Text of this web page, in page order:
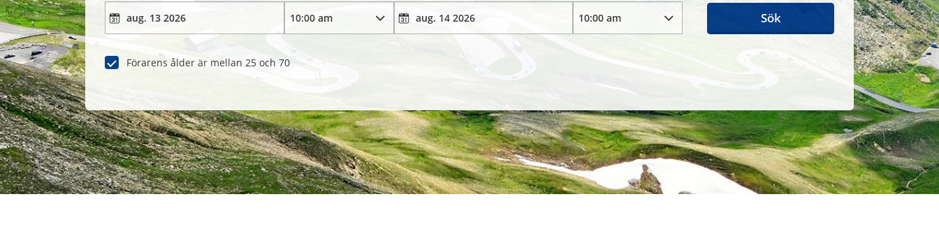
Förarens ålder är mellan 25 och 70
Sök